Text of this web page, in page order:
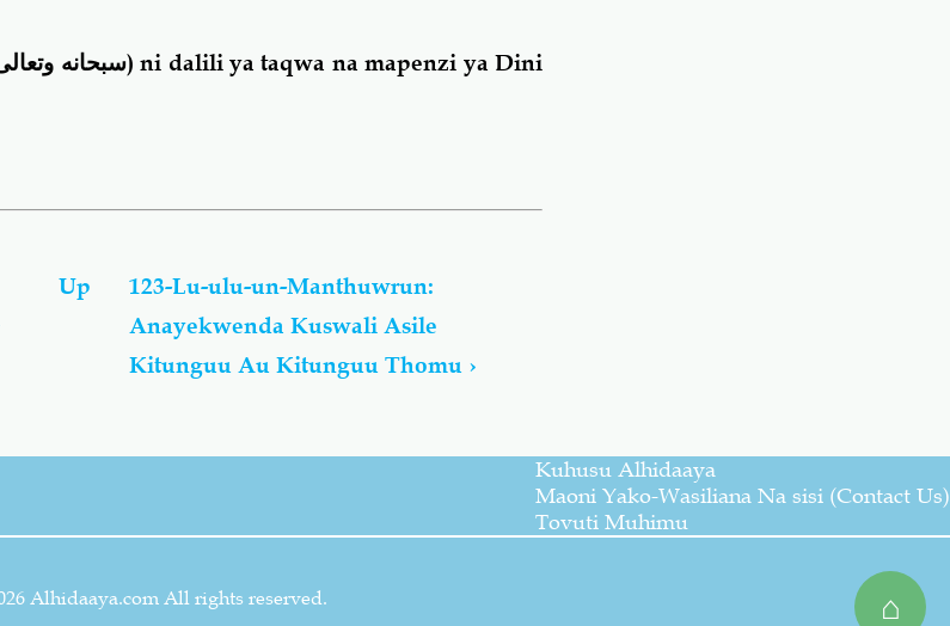
⌂
سبحانه) ni dalili ya taqwa na mapenzi ya Dini
Up
123-Lu-ulu-un-Manthuwrun:
Anayekwenda Kuswali Asile
Kitunguu Au Kitunguu Thomu ›
Kuhusu Alhidaaya
Maoni Yako-Wasiliana Na sisi (Contact Us)
Tovuti Muhimu
Alhidaaya.com All rights reserved.